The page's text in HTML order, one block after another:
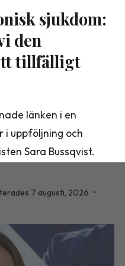
sjukdom:
den
tillfälligt
länken i en
i uppföljning och
Sara Bussqvist.
7 augusti, 2026 •